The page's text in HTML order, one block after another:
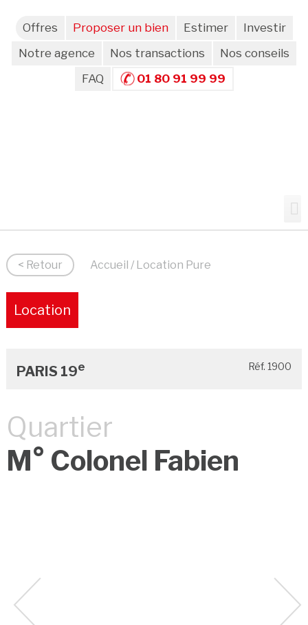
Offres Proposer un bien Estimer
Investir
Notre agence
Nos transactions
Nos conseils
FAQ
01 80 91 99 99
< Retour Accueil / Location Pure
Location
PARIS 19e Réf. 1900
Quartier
M° Colonel Fabien